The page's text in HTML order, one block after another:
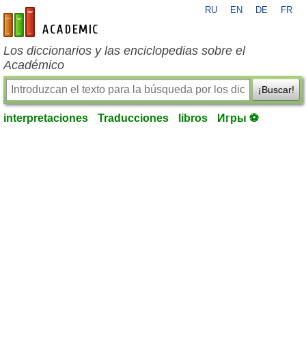
es-academic.com
RU EN DE FR
Los diccionarios y las enciclopedias sobre el
Académico
¡Buscar!
interpretaciones Traducciones libros Игры ⚽